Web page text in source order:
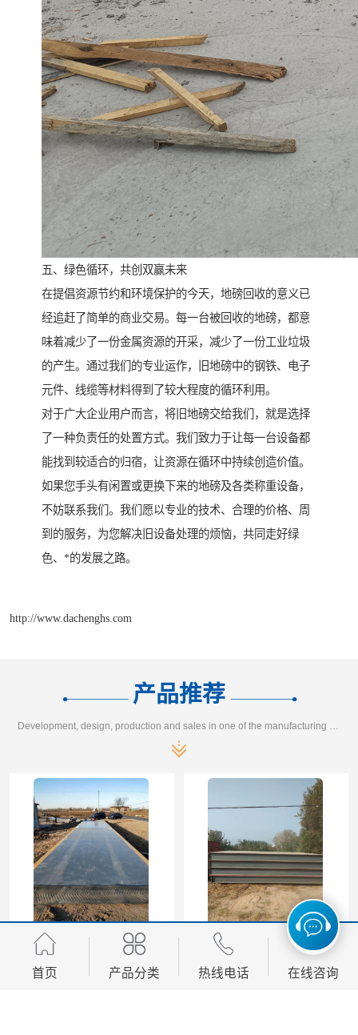
五、绿色循环，共创双赢未来
在提倡资源节约和环境保护的今天，地磅回收的意义已
经追赶了简单的商业交易。每一台被回收的地磅，都意
味着减少了一份金属资源的开采，减少了一份工业垃圾
的产生。通过我们的专业运作，旧地磅中的钢铁、电子
元件、线缆等材料得到了较大程度的循环利用。
对于广大企业用户而言，将旧地磅交给我们，就是选择
了一种负责任的处置方式。我们致力于让每一台设备都
能找到较适合的归宿，让资源在循环中持续创造价值。
如果您手头有闲置或更换下来的地磅及各类称重设备，
不妨联系我们。我们愿以专业的技术、合理的价格、周
到的服务，为您解决旧设备处理的烦恼，共同走好绿
色、*的发展之路。
http://www.dachenghs.com
产品推荐
威海二手地磅价格 厂家直销
首页 产品分类 热线电话 在线咨询